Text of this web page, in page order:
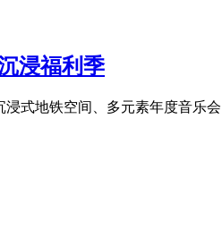
浸福利季
式地铁空间、多元素年度音乐